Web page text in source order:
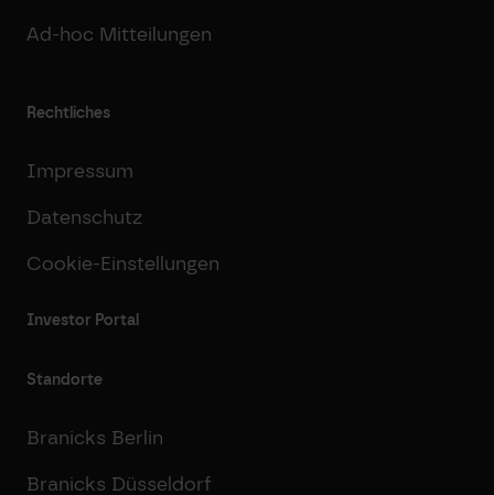
Ad-hoc Mitteilungen
Rechtliches
Impressum
Datenschutz
Cookie-Einstellungen
Investor Portal
Standorte
Branicks Berlin
Branicks Düsseldorf